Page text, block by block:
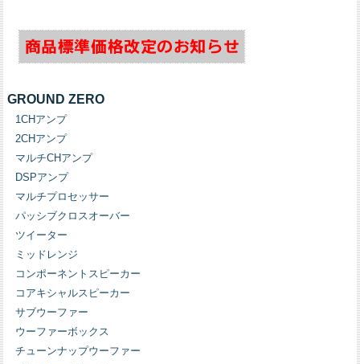
GROUND ZERO
1CHアンプ
2CHアンプ
マルチCHアンプ
DSPアンプ
マルチプロセッサー
パッシブクロスオーバー
ツイーター
ミッドレンジ
コンポーネントスピーカー
コアキシャルスピーカー
サブウーファー
ウーファーボックス
チューンナップウーファー